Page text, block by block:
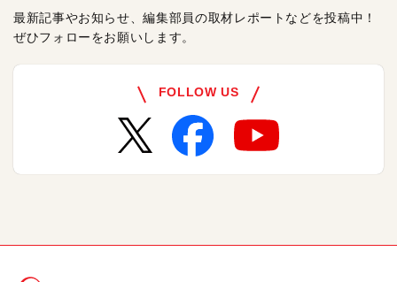
最新記事やお知らせ、編集部員の取材レポートなどを投稿中！
ぜひフォローをお願いします。
FOLLOW US